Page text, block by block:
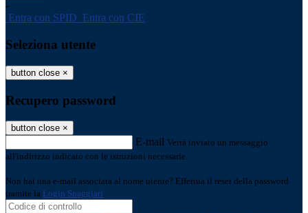
-
Entra con SPID Entra con CIE
Seleziona utente
button close ×
Recupero password
button close ×
E-mail Verrà inviato un messaggio
all'indirizzo indicato con le istruzioni necessarie.
Non hai una e-mail associata al nome utente? Effettua il reset della password
tramite la Login Spaggiari